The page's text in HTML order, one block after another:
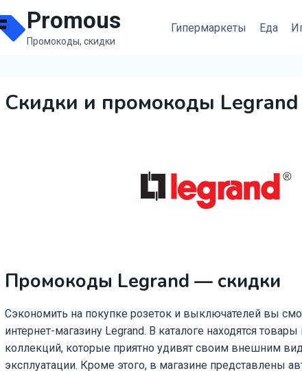
Promous
Промокоды, скидки
Гипермаркеты Еда
Скидки и промокоды Legrand
Промокоды Legrand — скидки
Сэкономить на покупке розеток и выключателей вы
интернет-магазину Legrand. В каталоге находятся
коллекций, которые приятно удивят своим внешним
эксплуатации. Кроме этого, в магазине представлены